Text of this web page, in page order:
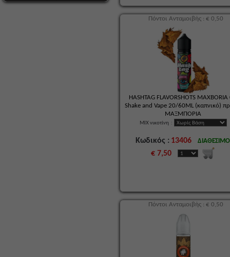
HASHTAG FLAVORSHOTS
Shake and Vape 20/60ML (καπνικό)
ΜΑΞΜΠΟΡΙΑ
MIX νικοτίνη :
Κωδικός : 13406 ΔΙΑΘΕΣΙΜΟ
€ 7,50
Πόντοι Ανταμοιβής : € 0,50
Πόντοι Ανταμοιβής : € 0,50